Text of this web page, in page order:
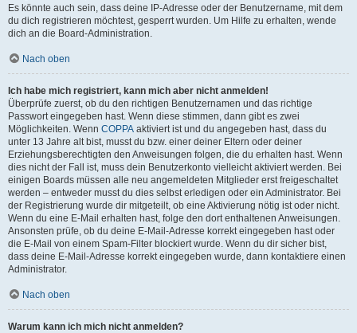
Es könnte auch sein, dass deine IP-Adresse oder der Benutzername, mit dem
du dich registrieren möchtest, gesperrt wurden. Um Hilfe zu erhalten, wende
dich an die Board-Administration.
Nach oben
Ich habe mich registriert, kann mich aber nicht anmelden!
Überprüfe zuerst, ob du den richtigen Benutzernamen und das richtige
Passwort eingegeben hast. Wenn diese stimmen, dann gibt es zwei
Möglichkeiten. Wenn COPPA aktiviert ist und du angegeben hast, dass du
unter 13 Jahre alt bist, musst du bzw. einer deiner Eltern oder deiner
Erziehungsberechtigten den Anweisungen folgen, die du erhalten hast. Wenn
dies nicht der Fall ist, muss dein Benutzerkonto vielleicht aktiviert werden. Bei
einigen Boards müssen alle neu angemeldeten Mitglieder erst freigeschaltet
werden – entweder musst du dies selbst erledigen oder ein Administrator. Bei
der Registrierung wurde dir mitgeteilt, ob eine Aktivierung nötig ist oder nicht.
Wenn du eine E-Mail erhalten hast, folge den dort enthaltenen Anweisungen.
Ansonsten prüfe, ob du deine E-Mail-Adresse korrekt eingegeben hast oder
die E-Mail von einem Spam-Filter blockiert wurde. Wenn du dir sicher bist,
dass deine E-Mail-Adresse korrekt eingegeben wurde, dann kontaktiere einen
Administrator.
Nach oben
Warum kann ich mich nicht anmelden?